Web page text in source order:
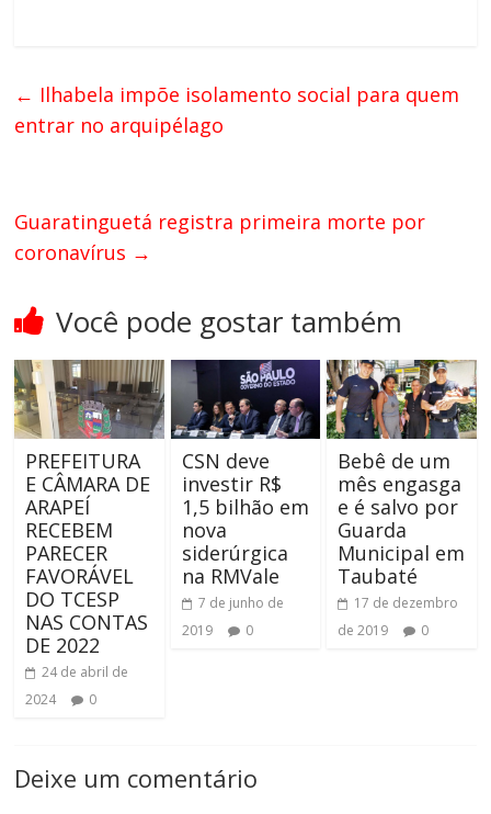
← Ilhabela impõe isolamento social para quem
entrar no arquipélago
Guaratinguetá registra primeira morte por
coronavírus →
Você pode gostar também
PREFEITURA
E CÂMARA DE
ARAPEÍ
RECEBEM
PARECER
FAVORÁVEL
DO TCESP
NAS CONTAS
DE 2022
24 de abril de
2024
0
CSN deve
investir R$
1,5 bilhão em
nova
siderúrgica
na RMVale
7 de junho de
2019
0
Bebê de um
mês engasga
e é salvo por
Guarda
Municipal em
Taubaté
17 de dezembro
de 2019
0
Deixe um comentário